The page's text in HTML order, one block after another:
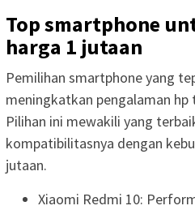
Top smartphone
harga 1 jutaan
Pemilihan smartphone yang
meningkatkan pengalaman hp
Pilihan ini mewakili yang
kompatibilitasnya dengan
jutaan.
Xiaomi Redmi 10: